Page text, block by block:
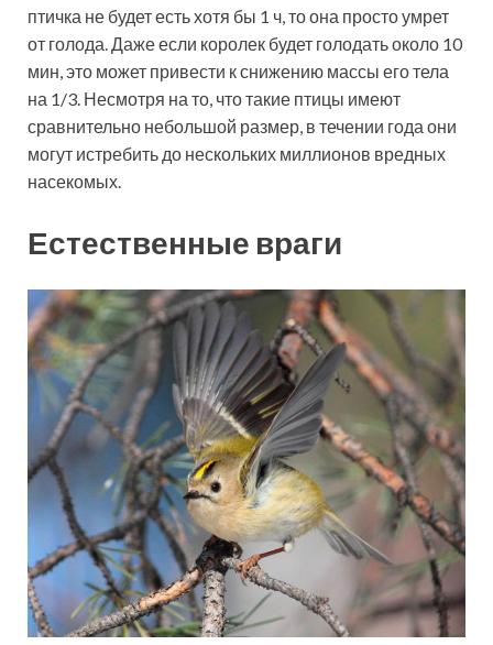
птичка не будет есть хотя бы 1 ч, то она просто умрет
от голода. Даже если королек будет голодать около 10
мин, это может привести к снижению массы его тела
на 1/3. Несмотря на то, что такие птицы имеют
сравнительно небольшой размер, в течении года они
могут истребить до нескольких миллионов вредных
насекомых.
Естественные враги